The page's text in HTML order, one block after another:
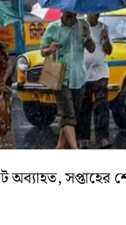
অব্যাহত, সপ্তাহের